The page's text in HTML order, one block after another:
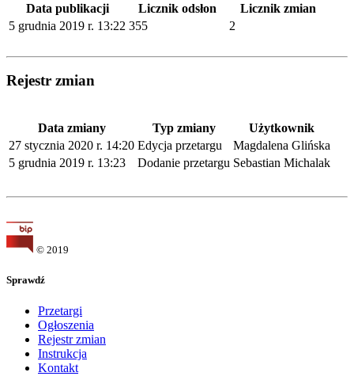
Data publikacji
Licznik odsłon
Licznik zmian
5 grudnia 2019 r. 13:22 355 2
Rejestr zmian
Data zmiany Typ zmiany
Użytkownik
27 stycznia 2020 r. 14:20 Edycja przetargu
Magdalena Glińska
5 grudnia 2019 r. 13:23
Dodanie przetargu Sebastian Michalak
© 2019
Sprawdź
Przetargi
Ogłoszenia
Rejestr zmian
Instrukcja
Kontakt